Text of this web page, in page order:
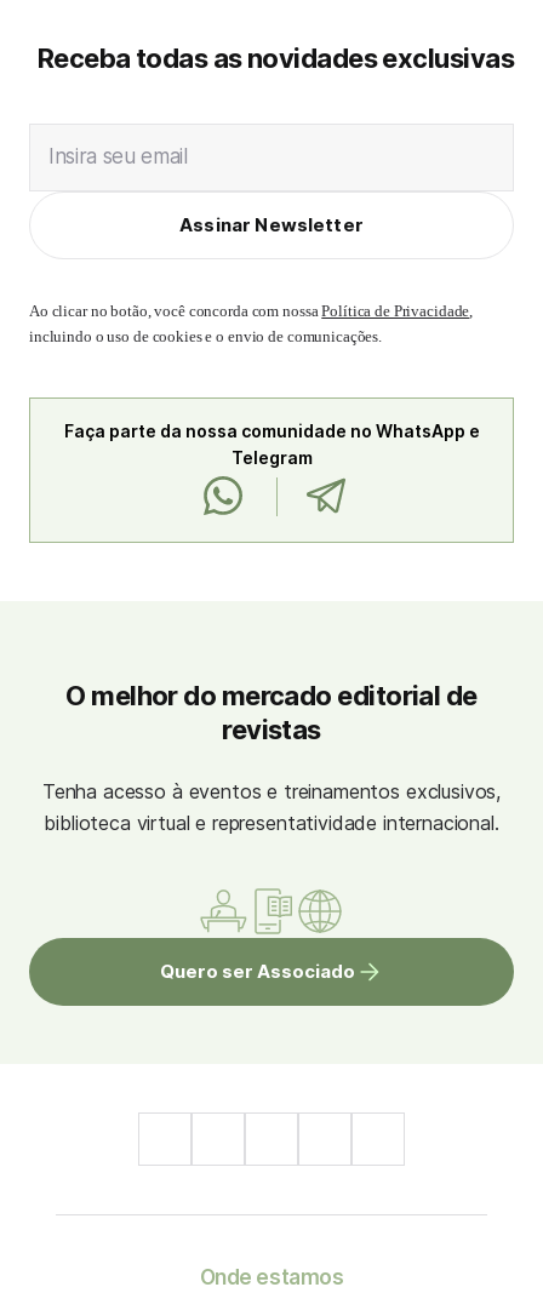
Receba todas as novidades exclusivas
Insira seu email
Assinar Newsletter
Ao clicar no botão, você concorda com nossaPolítica de Privacidade,
incluindo o uso de cookies e o envio de comunicações.
Faça parte da nossa comunidade no WhatsApp e
Telegram
O melhor do mercado editorial de
revistas
Tenha acesso à eventos e treinamentos exclusivos,
biblioteca virtual e representatividade internacional.
Quero ser Associado
Onde estamos